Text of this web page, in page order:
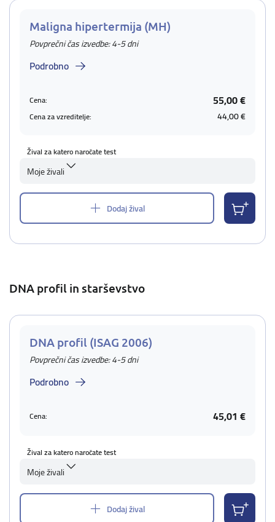
Maligna hipertermija (MH)
Povprečni čas izvedbe: 4-5 dni
Podrobno
Cena: 55,00 €
Cena za vzreditelje: 44,00 €
Žival za katero naročate test
Moje živali
Dodaj žival
DNA profil in starševstvo
DNA profil (ISAG 2006)
Povprečni čas izvedbe: 4-5 dni
Podrobno
Cena: 45,01 €
Žival za katero naročate test
Moje živali
Dodaj žival